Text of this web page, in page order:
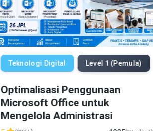
Teknologi Digital Level 1 (Pemula)
Optimalisasi Penggunaan
Microsoft Office untuk
Mengelola Administrasi